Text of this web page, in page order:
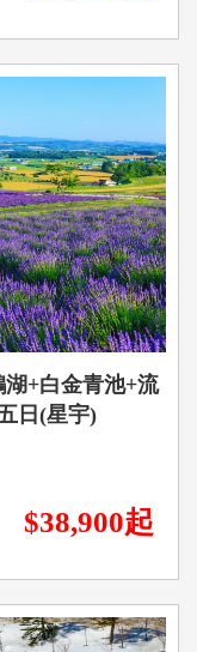
+白金青池+流
日(星宇)
$38,900起